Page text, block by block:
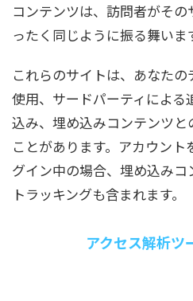
コンテンツは、訪問者がそ
ったく同じように振る舞いま
これらのサイトは、あなた
使用、サードパーティによる
込み、埋め込みコンテンツ
ことがあります。アカウント
グイン中の場合、埋め込み
トラッキングも含まれます。
アクセス解析ツ